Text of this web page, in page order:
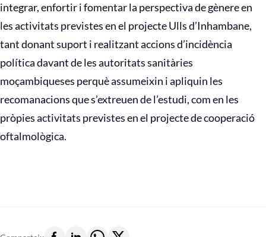
integrar, enfortir i fomentar la perspectiva de gènere en
les activitats previstes en el projecte Ulls d’Inhambane,
tant donant suport i realitzant accions d’incidència
política davant de les autoritats sanitàries
moçambiqueses perquè assumeixin i apliquin les
recomanacions que s’extreuen de l’estudi, com en les
pròpies activitats previstes en el projecte de cooperació
oftalmològica.